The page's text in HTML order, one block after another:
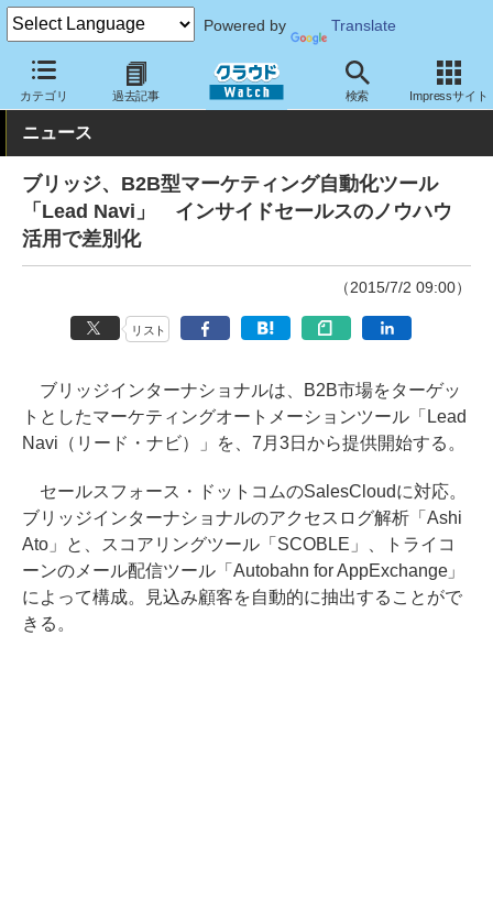
Powered by Translate
カテゴリ 過去記事 検索 Impressサイト
クラウド Watch サービス・ソフト サービス CRM・マーケテ
ニュース
ブリッジ、B2B型マーケティング自動化ツール
「Lead Navi」 インサイドセールスのノウハウ
活用で差別化
（2015/7/2 09:00）
リスト
ブリッジインターナショナルは、B2B市場をターゲッ
トとしたマーケティングオートメーションツール「Lead
Navi（リード・ナビ）」を、7月3日から提供開始する。
セールスフォース・ドットコムのSalesCloudに対応。
ブリッジインターナショナルのアクセスログ解析「Ashi
Ato」と、スコアリングツール「SCOBLE」、トライコ
ーンのメール配信ツール「Autobahn for AppExchange」
によって構成。見込み顧客を自動的に抽出することがで
きる。